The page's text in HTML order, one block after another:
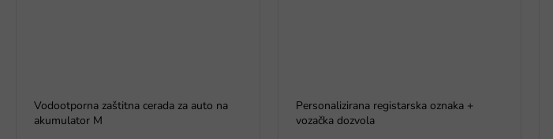
Vodootporna zaštitna cerada za auto na
akumulator M
Personalizirana registarska oznaka +
vozačka dozvola